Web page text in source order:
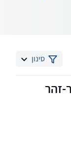
סינון
זהר